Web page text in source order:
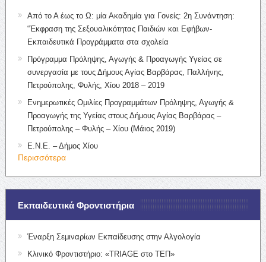
Από το Α έως το Ω: μία Ακαδημία για Γονείς: 2η Συνάντηση:
“Έκφραση της Σεξουαλικότητας Παιδιών και Εφήβων-
Εκπαιδευτικά Προγράμματα στα σχολεία
Πρόγραμμα Πρόληψης, Αγωγής & Προαγωγής Υγείας σε
συνεργασία με τους Δήμους Αγίας Βαρβάρας, Παλλήνης,
Πετρούπολης, Φυλής, Χίου 2018 – 2019
Ενημερωτικές Ομιλίες Προγραμμάτων Πρόληψης, Αγωγής &
Προαγωγής της Υγείας στους Δήμους Αγίας Βαρβάρας –
Πετρούπολης – Φυλής – Χίου (Μάιος 2019)
Ε.Ν.Ε. – Δήμος Χίου
Περισσότερα
Εκπαιδευτικά Φροντιστήρια
Έναρξη Σεμιναρίων Εκπαίδευσης στην Αλγολογία
Κλινικό Φροντιστήριο: «TRIAGE στο ΤΕΠ»